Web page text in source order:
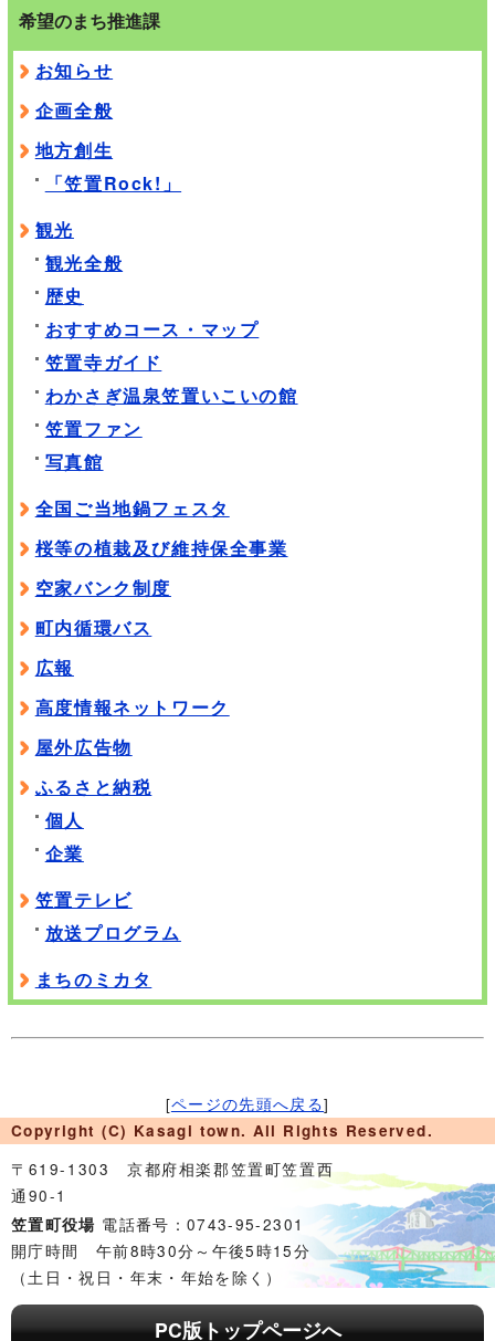
希望のまち推進課
お知らせ
企画全般
地方創生
「笠置Rock!」
観光
観光全般
歴史
おすすめコース・マップ
笠置寺ガイド
わかさぎ温泉笠置いこいの館
笠置ファン
写真館
全国ご当地鍋フェスタ
桜等の植栽及び維持保全事業
空家バンク制度
町内循環バス
広報
高度情報ネットワーク
屋外広告物
ふるさと納税
個人
企業
笠置テレビ
放送プログラム
まちのミカタ
[ページの先頭へ戻る]
Copyright (C) Kasagi town. All Rights Reserved.
〒619-1303 京都府相楽郡笠置町笠置西
通90-1
笠置町役場 電話番号：0743-95-2301
開庁時間 午前8時30分～午後5時15分
（土日・祝日・年末・年始を除く）
PC版トップページへ